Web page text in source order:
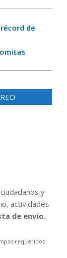
de
y
actividades
de envío.
requeridos